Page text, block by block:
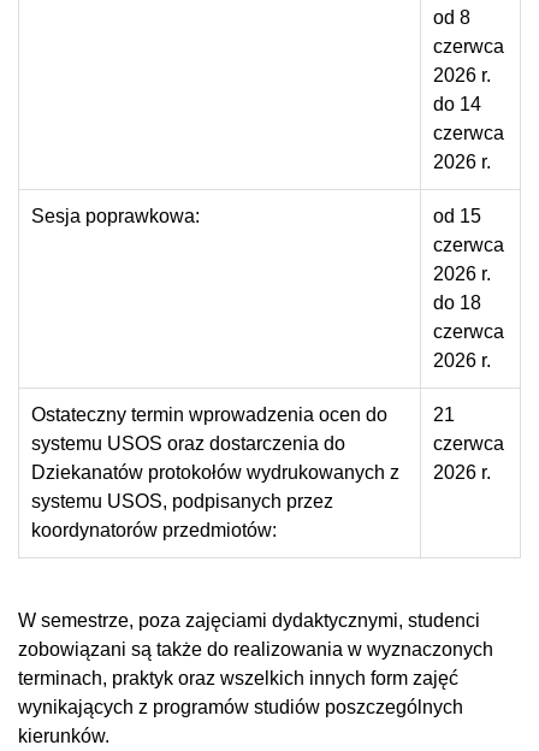
od 8
czerwca
2026 r.
do 14
czerwca
2026 r.
Sesja poprawkowa:
od 15
czerwca
2026 r.
do 18
czerwca
2026 r.
Ostateczny termin wprowadzenia ocen do
systemu USOS oraz dostarczenia do
Dziekanatów protokołów wydrukowanych z
systemu USOS, podpisanych przez
koordynatorów przedmiotów:
21
czerwca
2026 r.
W semestrze, poza zajęciami dydaktycznymi, studenci
zobowiązani są także do realizowania w wyznaczonych
terminach, praktyk oraz wszelkich innych form zajęć
wynikających z programów studiów poszczególnych
kierunków.